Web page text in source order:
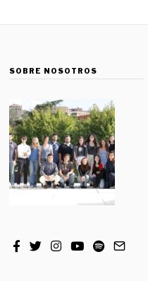
SOBRE NOSOTROS